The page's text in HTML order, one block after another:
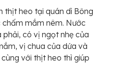
thịt heo tại quán dì Bông
chấm mắm nêm. Nước
có vị ngọt nhẹ của
vị chua của dứa và
với thịt heo thì giúp